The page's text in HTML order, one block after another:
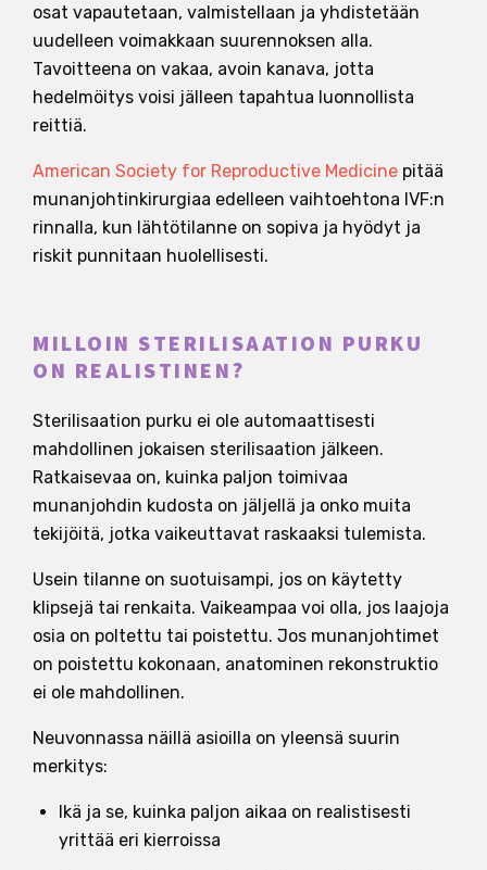
osat vapautetaan, valmistellaan ja yhdistetään
uudelleen voimakkaan suurennoksen alla.
Tavoitteena on vakaa, avoin kanava, jotta
hedelmöitys voisi jälleen tapahtua luonnollista
reittiä.
American Society for Reproductive Medicine pitää
munanjohtinkirurgiaa edelleen vaihtoehtona IVF:n
rinnalla, kun lähtötilanne on sopiva ja hyödyt ja
riskit punnitaan huolellisesti.
MILLOIN STERILISAATION PURKU
ON REALISTINEN?
Sterilisaation purku ei ole automaattisesti
mahdollinen jokaisen sterilisaation jälkeen.
Ratkaisevaa on, kuinka paljon toimivaa
munanjohdin kudosta on jäljellä ja onko muita
tekijöitä, jotka vaikeuttavat raskaaksi tulemista.
Usein tilanne on suotuisampi, jos on käytetty
klipsejä tai renkaita. Vaikeampaa voi olla, jos laajoja
osia on poltettu tai poistettu. Jos munanjohtimet
on poistettu kokonaan, anatominen rekonstruktio
ei ole mahdollinen.
Neuvonnassa näillä asioilla on yleensä suurin
merkitys:
Ikä ja se, kuinka paljon aikaa on realistisesti
yrittää eri kierroissa